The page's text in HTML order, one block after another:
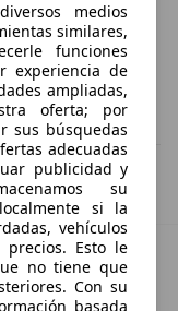
certificado.
medios
similares,
funciones
experiencia de
ampliadas,
oferta; por
sus búsquedas
adecuadas
publicidad y
su
si la
vehículos
Esto le
no tiene que
Con su
basada